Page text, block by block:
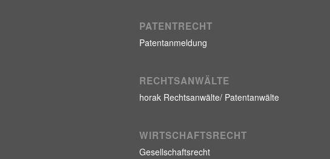
PATENTRECHT
Patentanmeldung
RECHTSANWÄLTE
horak Rechtsanwälte/ Patentanwälte
WIRTSCHAFTSRECHT
Gesellschaftsrecht